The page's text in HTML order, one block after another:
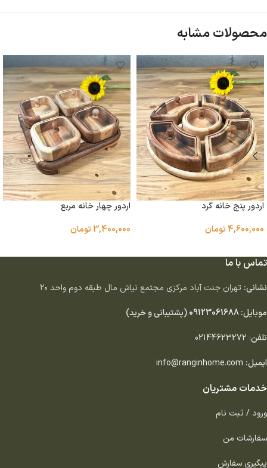
محصولات مشابه
اردور پنج خانه گرد
4,600,000تومان
اردور چهار خانه مربع
3,400,000تومان
تماس با ما
نشانی: تهران جنت آباد مركزى مجتمع نياش مال طبقه دوم واحد ٢٠
موبایل:09123061688(پشتیبانی و خرید)
تلفن:
02144623272
ایمیل: info@ranginhome.com
خدمات مشتریان
ورود / ثبت نام
سفارشات من
پیگیری سفارش